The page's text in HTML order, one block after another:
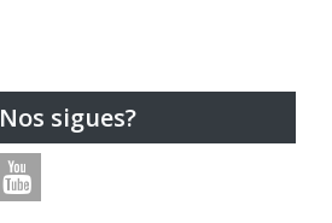
sigues?